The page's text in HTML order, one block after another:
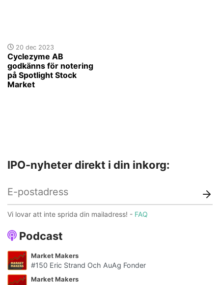
20 dec 2023
Cyclezyme AB
godkänns för notering
på Spotlight Stock
Market
Podcast
Market Makers
#150 Eric Strand Och AuAg Fonder
Market Makers
IPO-nyheter direkt i din inkorg:
Vi lovar att inte sprida din mailadress! - FAQ